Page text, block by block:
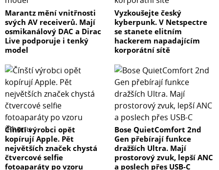
Marantz mění vnitřnosti
svých AV receiverů. Mají
osmikanálový DAC a Dirac
Live podporuje i tenký
model
Vyzkoušejte český
kyberpunk. V Netspectre
se stanete elitním
hackerem napadajícím
korporátní sítě
Čínští výrobci opět
kopírují Apple. Pět
největších značek chystá
čtvercové selfie
fotoaparáty po vzoru
Bose QuietComfort 2nd
Gen přebírají funkce
dražších Ultra. Mají
prostorový zvuk, lepší ANC
a poslech přes USB-C